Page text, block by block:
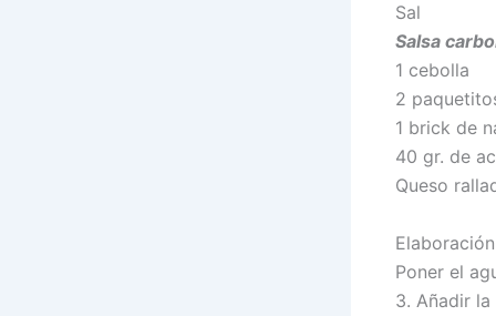
Sal
Salsa
1 cebolla
2
1 brick de
40 gr. de
Queso
Poner el
3. Añadir